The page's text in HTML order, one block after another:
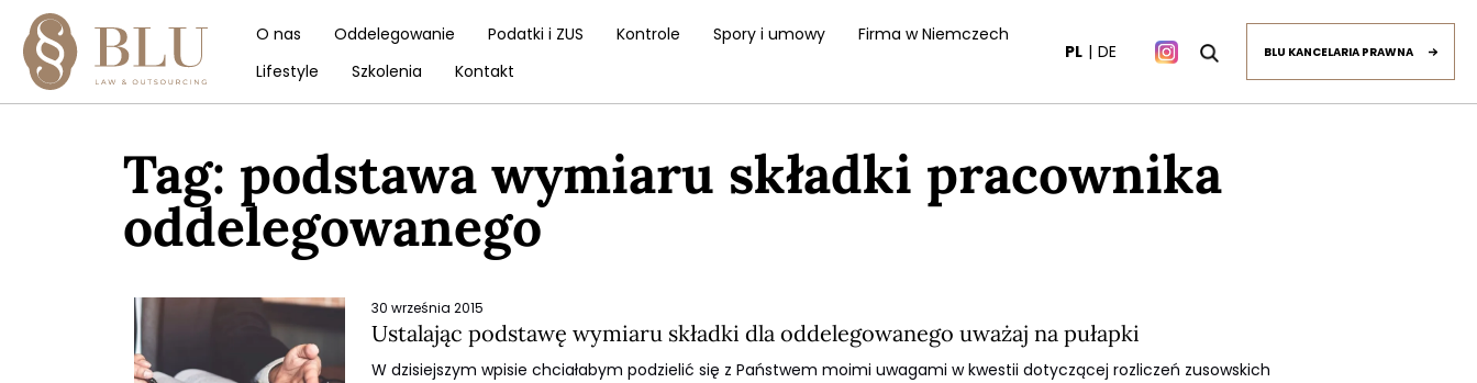
O nas Oddelegowanie Podatki i ZUS Kontrole Spory i umowy
Firma w Niemczech
Lifestyle
Szkolenia Kontakt
PL DE BLU KANCELARIA PRAWNA
Tag: podstawa wymiaru składki pracownika
oddelegowanego
30 września 2015
Ustalając podstawę wymiaru składki dla oddelegowanego uważaj na pułapki
W dzisiejszym wpisie chciałabym podzielić się z Państwem moimi uwagami w kwestii dotyczącej rozliczeń zusowskich